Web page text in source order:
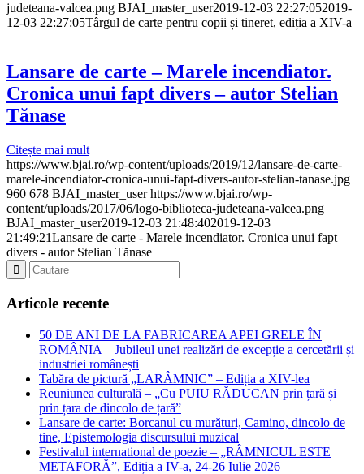
judeteana-valcea.png BJAI_master_user2019-12-03 22:27:052019-
12-03 22:27:05Târgul de carte pentru copii și tineret, ediția a XIV-a
Lansare de carte – Marele incendiator.
Cronica unui fapt divers – autor Stelian
Tănase
Citește mai mult
https://www.bjai.ro/wp-content/uploads/2019/12/lansare-de-carte-
marele-incendiator-cronica-unui-fapt-divers-autor-stelian-tanase.jpg
960 678 BJAI_master_user https://www.bjai.ro/wp-
content/uploads/2017/06/logo-biblioteca-judeteana-valcea.png
BJAI_master_user2019-12-03 21:48:402019-12-03
21:49:21Lansare de carte - Marele incendiator. Cronica unui fapt
divers - autor Stelian Tănase
Articole recente
50 DE ANI DE LA FABRICAREA APEI GRELE ÎN
ROMÂNIA – Jubileul unei realizări de excepție a cercetării și
industriei românești
Tabăra de pictură „LARÂMNIC” – Ediția a XIV-lea
Reuniunea culturală – „Cu PUIU RĂDUCAN prin țară și
prin țara de dincolo de țară”
Lansare de carte: Borcanul cu murături, Camino, dincolo de
tine, Epistemologia discursului muzical
Festivalul international de poezie – „RÂMNICUL ESTE
METAFORĂ”, Ediția a IV-a, 24-26 Iulie 2026